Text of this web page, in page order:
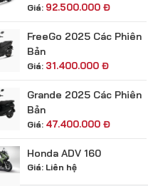
Giá: 92.500.000 Đ
FreeGo 2025 Các Phiên
Bản
Giá: 31.400.000 Đ
Grande 2025 Các Phiên
Bản
Giá: 47.400.000 Đ
Honda ADV 160
Giá: Liên hệ